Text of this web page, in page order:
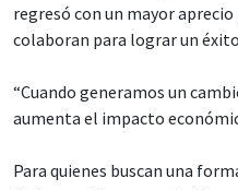
regresó con un mayor
colaboran para lograr un
“Cuando generamos un
aumenta el impacto
Para quienes buscan una